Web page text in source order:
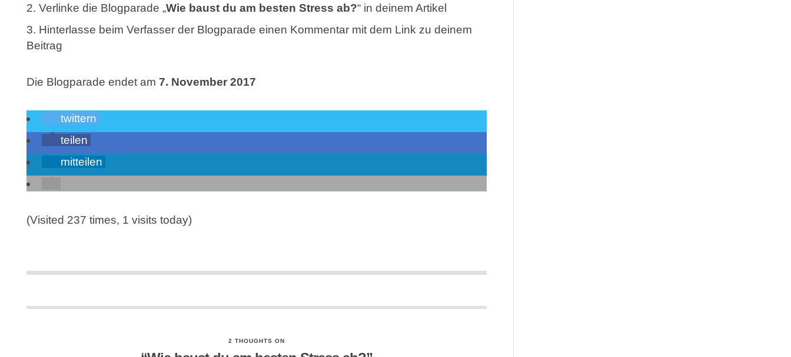
Verlinke die Blogparade „Wie baust du am besten Stress ab?“ in deinem Artikel
Hinterlasse beim Verfasser der Blogparade einen Kommentar mit dem Link zu deinem
Beitrag
Die Blogparade endet am 7. November 2017
twittern
teilen
mitteilen
(Visited 237 times, 1 visits today)
2 THOUGHTS ON